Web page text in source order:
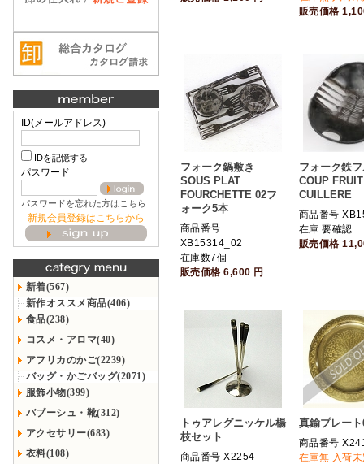
ID(メールアドレス)
IDを記憶する
パスワード
パスワードを忘れた方はこちら
新規会員登録はこちらから
新着(567)
新作オススメ商品(406)
食品(238)
コスメ・アロマ(40)
アフリカのかご(2239)
バッグ・かごバッグ(2071)
服飾小物(399)
バブーシュ・靴(312)
アクセサリー(683)
衣料(108)
販売価格
フォーク鍋敷き
SOUS PLAT
FOURCHETTE 02フ
ォーク5本
商品番号
XB15314_02
在庫数7個
販売価格6,600 円
フォーク鉄
COUP
CUILLERE
商品番号
在庫 要確認
販売価格
トゥアレグニッケル楊
枝セット
商品番号 X2254
真鍮プレー
商品番号
在庫無 入荷